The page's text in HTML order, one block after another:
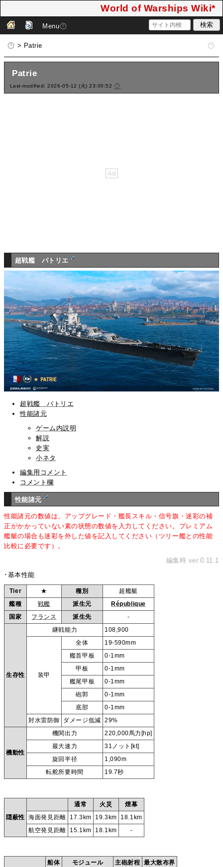
World of Warships Wiki*
Menu
> Patrie
Patrie
Last-modified: 2026-05-12 (火) 23:00:52
超戦艦 パトリエ
超戦艦 パトリエ
性能諸元
ゲーム内説明
解説
史実
小ネタ
編集用コメント
コメント欄
性能諸元
性能諸元の数値は、アップグレード・艦長スキル・信号旗・迷彩の補
正がかかっていない素の状態の数値を入力してください。プレミアム
艦艇の場合も迷彩を外した値を記入してください（ツリー艦との性能
比較に必要です）。
編集時 ver.0.11.1
･基本性能
Tier ★ 種別
超艦艇
艦種
戦艦 派生元
République
国家
フランス 派生先 -
生存性
継戦能力 108,900
装甲
全体
19-590mm
艦首甲板
0-1mm
甲板
0-1mm
艦尾甲板
0-1mm
砲郭
0-1mm
底部
0-1mm
対水雷防御
ダメージ低減 29%
機動性
機関出力
220,000馬力[hp]
最大速力
31ノット[kt]
旋回半径
1,090m
転舵所要時間
19.7秒
隠蔽性
通常 火災
煙幕
海面発見距離
17.3km 19.3km
18.1km
航空発見距離
15.1km 18.1km -
船体 モジュール 主砲射程 最大散布界